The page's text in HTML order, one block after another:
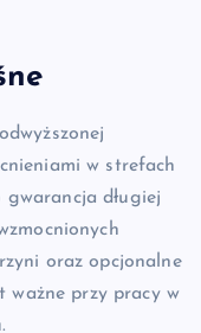
w strefach
długiej
oraz opcjonalne
ważne przy pracy w